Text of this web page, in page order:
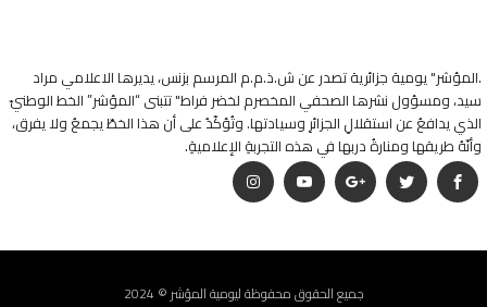
.المؤشر" يومية جزائرية تصدر عن ش.ذ.م.م المرسم بزنس، يديرها الاعلامي مراد
سيد، ومسؤول نشرها الصحفي المخصرم لخضر فراط" تتبنى “المؤشر” الخط الوطنيّ
الذي يدافعُ عن استقلالِ الجزائرِ وسيادتها. وتُؤكّدُ على أن هذا الخطّ يجمعُ ولا يفرق،
وأنّهُ طريقها ومنارةُ دربها في هذه التجربةِ الإعلاميةِ.
جميع الحقوق محفوظة ليومية المؤشر © 2024